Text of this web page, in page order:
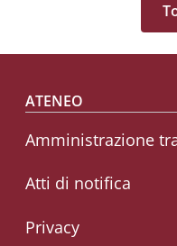
Footer
ATENEO
Amministrazione
Atti di notifica
Privacy